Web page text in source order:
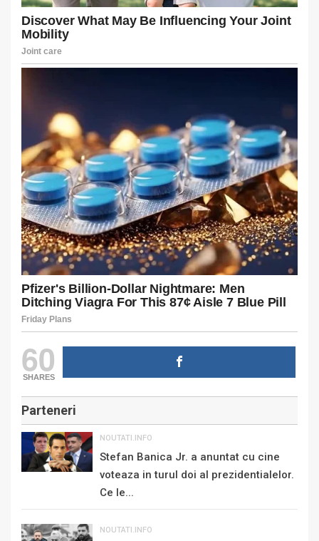
60
SHARES
Parteneri
NOUTATI.INFO
Stefan Banica Jr. a anuntat cu cine
voteaza in turul doi al prezidentialelor.
Ce le...
NOUTATI.INFO